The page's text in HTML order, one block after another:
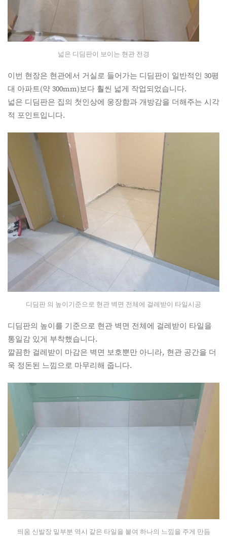
넓은 디딤판이 보이는 현관 전경
이번 현장은 현관에서 거실로 들어가는 디딤판이 일반적인 30평
대 아파트(약 300mm)보다 훨씬 넓게 작업되었습니다.
넓은 디딤판은 집의 첫인상에 웅장함과 개방감을 더해주는 시각
적 포인트입니다.
디딤판 의 높이기준으로 현관 벽면 전체에 걸레받이 타일시공
디딤판의 높이를 기준으로 현관 벽면 전체에 걸레받이 타일을
통일감 있게 부착했습니다.
깔끔한 걸레받이 마감은 벽면 보호뿐만 아니라, 현관 공간을 더
욱 정돈된 느낌으로 마무리해 줍니다.
띄움 신발장 밑부분 역시 같은 타일을 붙여 하나의 느낌을 주게 만듬